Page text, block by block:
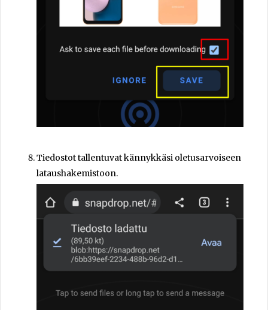
Tiedostot tallentuvat kännykkäsi oletusarvoiseen
lataushakemistoon.